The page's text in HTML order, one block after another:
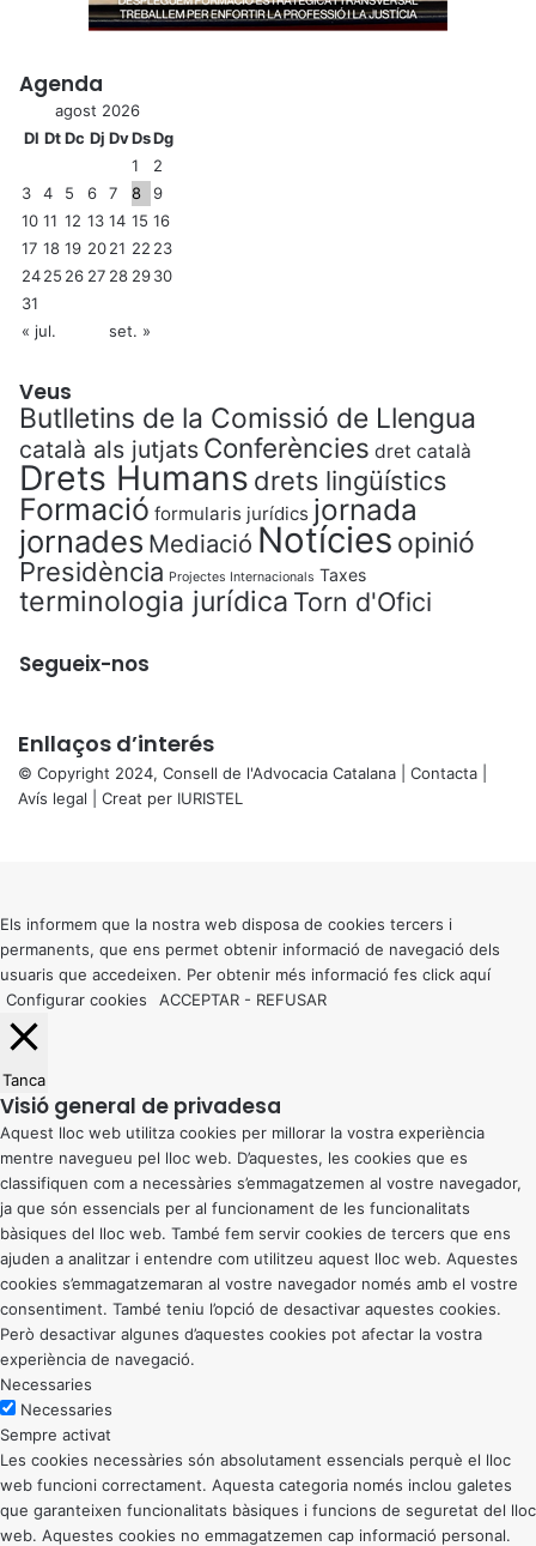
Agenda
agost 2026
Dl DtDc Dj DvDsDg
1
2
3
4 5 6 7 8
9
10 11 12 13 14 15 16
17 18 19 2021 22 23
2425 26 27 28 2930
31
« jul.
set. »
Veus
Butlletins de la Comissió de Llengua
català als jutjats Conferències dret català
Drets Humans drets lingüístics
Formació formularis jurídics jornada
jornades Mediació Notícies opinió
Presidència Projectes Internacionals Taxes
terminologia jurídica Torn d'Ofici
Segueix-nos
Enllaços d’interés
© Copyright 2024, Consell de l'Advocacia Catalana | Contacta
Avís legal | Creat per IURISTEL
button
Els informem que la nostra web disposa de cookies tercers i
permanents, que ens permet obtenir informació de navegació dels
usuaris que accedeixen. Per obtenir més informació fes click aquí
Configurar cookies
ACCEPTAR - REFUSAR
Tanca
Visió general de privadesa
Aquest lloc web utilitza cookies per millorar la vostra experiència
mentre navegueu pel lloc web. D’aquestes, les cookies que es
classifiquen com a necessàries s’emmagatzemen al vostre navegador,
ja que són essencials per al funcionament de les funcionalitats
bàsiques del lloc web. També fem servir cookies de tercers que ens
ajuden a analitzar i entendre com utilitzeu aquest lloc web. Aquestes
cookies s’emmagatzemaran al vostre navegador només amb el vostre
consentiment. També teniu l’opció de desactivar aquestes cookies.
Però desactivar algunes d’aquestes cookies pot afectar la vostra
experiència de navegació.
Necessaries
Necessaries
Sempre activat
Les cookies necessàries són absolutament essencials perquè el lloc
web funcioni correctament. Aquesta categoria només inclou galetes
que garanteixen funcionalitats bàsiques i funcions de seguretat del lloc
web. Aquestes cookies no emmagatzemen cap informació personal.